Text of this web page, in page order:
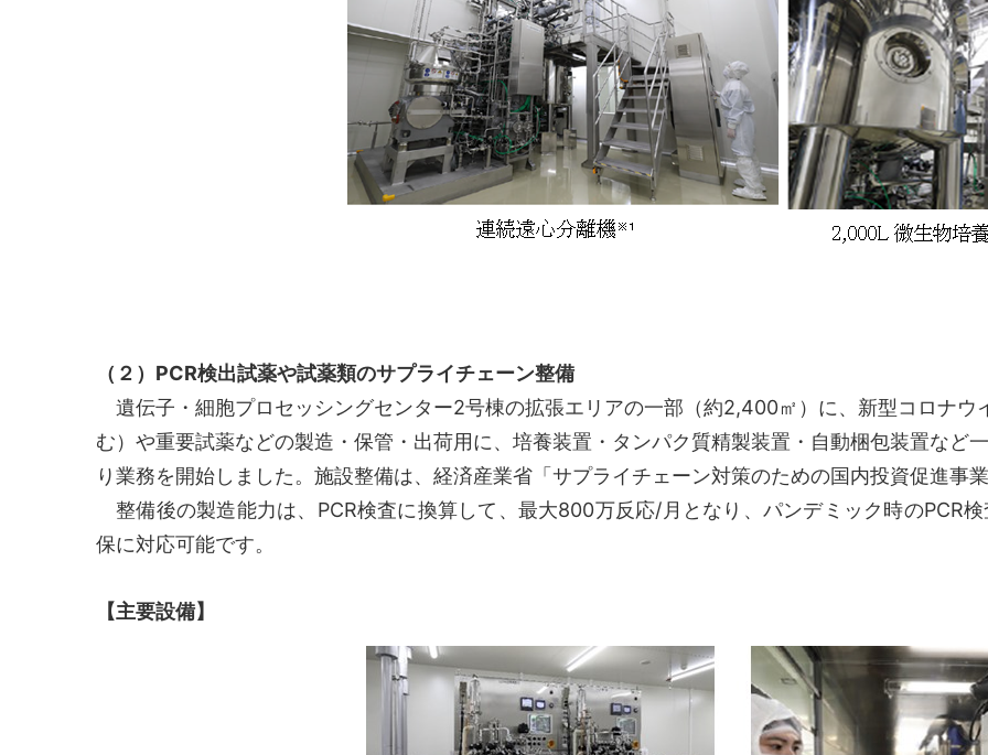
（２）PCR検出試薬や試薬類のサプライチェーン整備
遺伝子・細胞プロセッシングセンター2号棟の拡張エリアの一部（約2,400㎡）に、新型コロナウ
む）や重要試薬などの製造・保管・出荷用に、培養装置・タンパク質精製装置・自動梱包装置など
り業務を開始しました。施設整備は、経済産業省「サプライチェーン対策のための国内投資促進事
整備後の製造能力は、PCR検査に換算して、最大800万反応/月となり、パンデミック時のPCR
保に対応可能です。
【主要設備】